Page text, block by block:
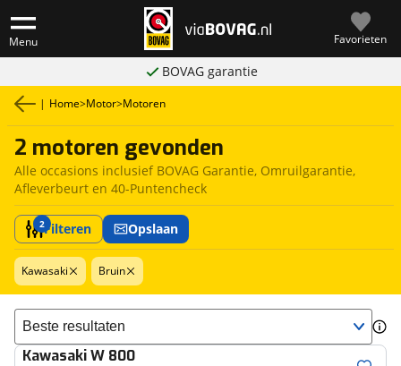
Menu Favorieten
BOVAG garantie
| Home>Motor>Motoren
2 motoren gevonden
Alle occasions inclusief BOVAG Garantie, Omruilgarantie,
Afleverbeurt en 40-Puntencheck
2Filteren Opslaan
Kawasaki Bruin
Sorteer resultaten
KawasakiW 800